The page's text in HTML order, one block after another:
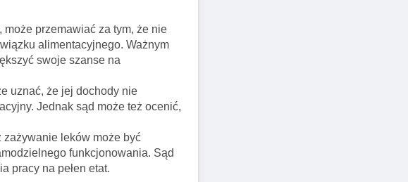
przemawiać za tym, że nie
alimentacyjnego. Ważnym
swoje szanse na
uznać, że jej dochody nie
Jednak sąd może też ocenić,
zażywanie leków może być
funkcjonowania. Sąd
pracy na pełen etat.